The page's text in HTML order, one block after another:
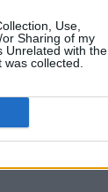
Use,
Sharing of my
Unrelated with the
collected.